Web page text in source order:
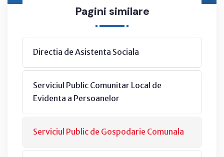
Pagini similare
Directia de Asistenta Sociala
Serviciul Public Comunitar Local de
Evidenta a Persoanelor
Serviciul Public de Gospodarie Comunala